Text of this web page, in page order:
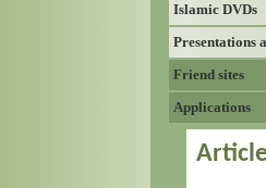
Islamic DVDs
Presentations
Friend sites
Applications